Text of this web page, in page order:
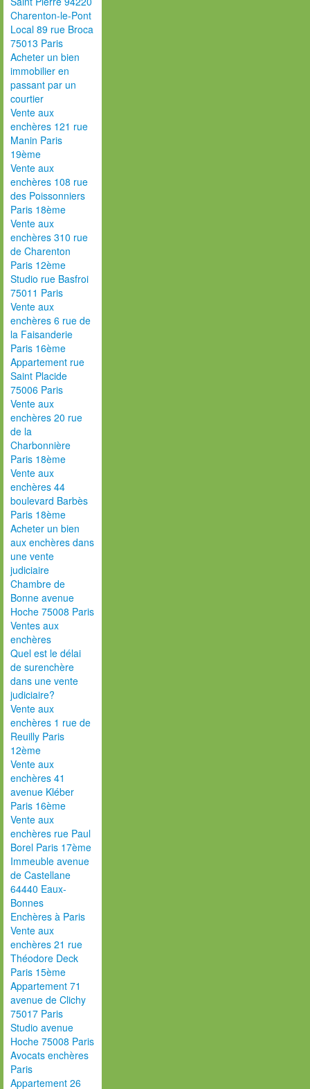
Charenton-le-Pont
Local 89 rue Broca
75013 Paris
Acheter un bien
immobilier en
passant par un
courtier
Vente aux
enchères 121 rue
Manin Paris
19ème
Vente aux
enchères 108 rue
des Poissonniers
Paris 18ème
Vente aux
enchères 310 rue
de Charenton
Paris 12ème
Studio rue Basfroi
75011 Paris
Vente aux
enchères 6 rue de
la Faisanderie
Paris 16ème
Appartement rue
Saint Placide
75006 Paris
Vente aux
enchères 20 rue
de la
Charbonnière
Paris 18ème
Vente aux
enchères 44
boulevard Barbès
Paris 18ème
Acheter un bien
aux enchères dans
une vente
judiciaire
Chambre de
Bonne avenue
Hoche 75008 Paris
Ventes aux
enchères
Quel est le délai
de surenchère
dans une vente
judiciaire?
Vente aux
enchères 1 rue de
Reuilly Paris
12ème
Vente aux
enchères 41
avenue Kléber
Paris 16ème
Vente aux
enchères rue Paul
Borel Paris 17ème
Immeuble avenue
de Castellane
64440 Eaux-
Bonnes
Enchères à Paris
Vente aux
enchères 21 rue
Théodore Deck
Paris 15ème
Appartement 71
avenue de Clichy
75017 Paris
Studio avenue
Hoche 75008 Paris
Avocats enchères
Paris
Appartement 26